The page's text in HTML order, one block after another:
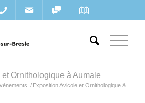
Ornithologique à Aumale
/ Exposition Avicole et Ornithologique à